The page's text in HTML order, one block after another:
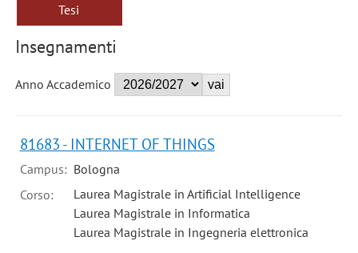
Tesi
Insegnamenti
Anno Accademico
81683 - INTERNET OF THINGS
Campus: Bologna
Corso:
Laurea Magistrale in Artificial Intelligence
Laurea Magistrale in Informatica
Laurea Magistrale in Ingegneria elettronica